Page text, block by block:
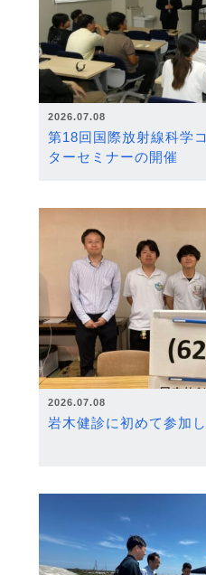
2026.07.08
第18回国際放射線科学
ターセミナーの開催
2026.07.08
岩木健診に初めて参加